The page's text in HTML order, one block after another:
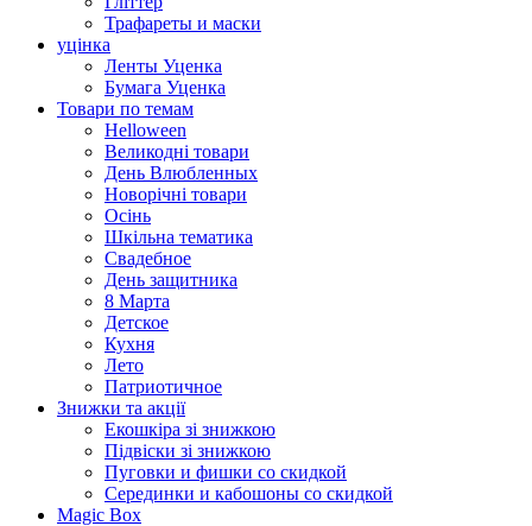
Трафареты и маски
уцінка
Ленты Уценка
Бумага Уценка
Товари по темам
Helloween
Великодні товари
День Влюбленных
Новорічні товари
Осінь
Шкільна тематика
Свадебное
День защитника
8 Марта
Детское
Кухня
Лето
Патриотичное
Знижки та акції
Екошкіра зі знижкою
Підвіски зі знижкою
Пуговки и фишки со скидкой
Серединки и кабошоны со скидкой
Magic Box